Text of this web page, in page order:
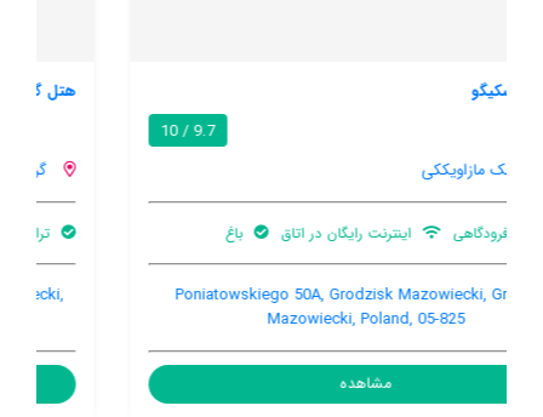
هتل گردزیسکو
گردزیسک مازاویککی
ترانسفر فرودگاهی باغ اینترنت رایگان در اتاق
Natolin 45A, Grodzisk Mazowiecki, Grodzisk Mazowiecki,
Poland, 05-825